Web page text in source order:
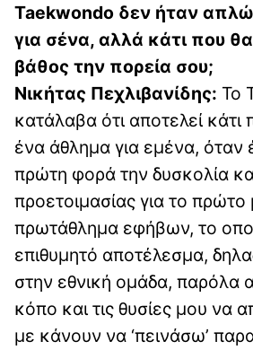
Taekwondo δεν ήταν
για σένα, αλλά κάτι που
βάθος την πορεία σου;
Νικήτας Πεχλιβανίδης: Το
κατάλαβα ότι αποτελεί
ένα άθλημα για εμένα, όταν
πρώτη φορά την δυσκολία
προετοιμασίας για το
πρωτάθλημα εφήβων, το
επιθυμητό αποτέλεσμα,
στην εθνική ομάδα, παρόλα
κόπο και τις θυσίες μου να
με κάνουν να ‘πεινάσω’